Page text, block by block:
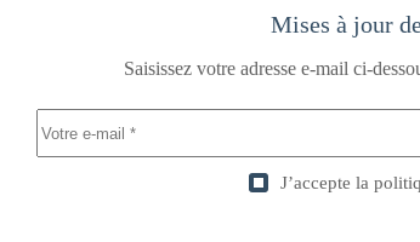
Mises à jour
Saisissez votre adresse e-mail ci-
J’accepte la